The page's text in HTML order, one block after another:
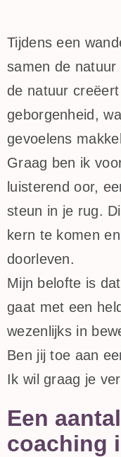
Tijdens een
samen de natuur
de natuur
geborgenheid,
gevoelens
Graag ben ik
luisterend oor,
steun in je rug.
kern te komen
doorleven.
Mijn belofte is
gaat met een
wezenlijks in
Ben jij toe aan
Ik wil graag je
Een
coaching